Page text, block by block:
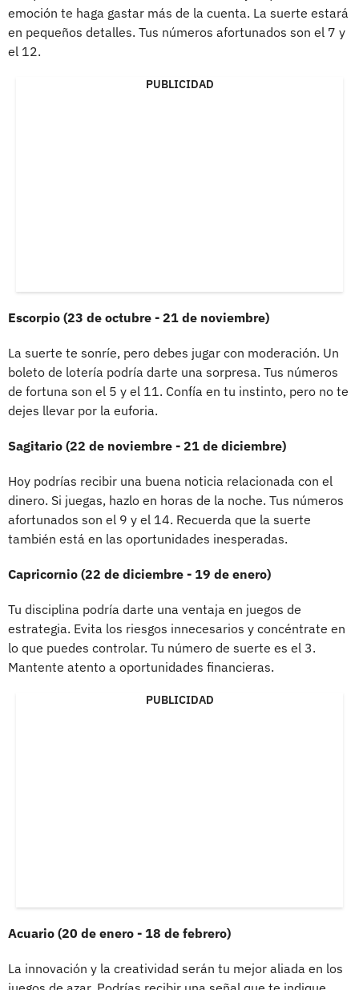
emoción te haga gastar más de la cuenta. La suerte estará
en pequeños detalles. Tus números afortunados son el 7 y
el 12.
PUBLICIDAD
Escorpio (23 de octubre - 21 de noviembre)
La suerte te sonríe, pero debes jugar con moderación. Un
boleto de lotería podría darte una sorpresa. Tus números
de fortuna son el 5 y el 11. Confía en tu instinto, pero no te
dejes llevar por la euforia.
Sagitario (22 de noviembre - 21 de diciembre)
Hoy podrías recibir una buena noticia relacionada con el
dinero. Si juegas, hazlo en horas de la noche. Tus números
afortunados son el 9 y el 14. Recuerda que la suerte
también está en las oportunidades inesperadas.
Capricornio (22 de diciembre - 19 de enero)
Tu disciplina podría darte una ventaja en juegos de
estrategia. Evita los riesgos innecesarios y concéntrate en
lo que puedes controlar. Tu número de suerte es el 3.
Mantente atento a oportunidades financieras.
PUBLICIDAD
Acuario (20 de enero - 18 de febrero)
La innovación y la creatividad serán tu mejor aliada en los